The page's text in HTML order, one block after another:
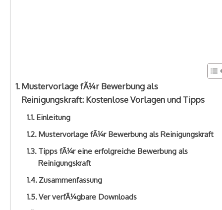
Mustervorlage fÃ¼r Bewerbung als
Reinigungskraft: Kostenlose Vorlagen und Tipps
Einleitung
Mustervorlage fÃ¼r Bewerbung als Reinigungskraft
Tipps fÃ¼r eine erfolgreiche Bewerbung als
Reinigungskraft
Zusammenfassung
Ver verfÃ¼gbare Downloads